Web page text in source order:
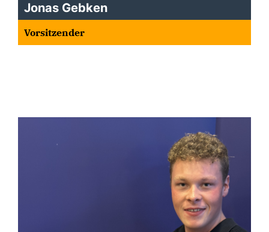
Jonas Gebken
Vorsitzender